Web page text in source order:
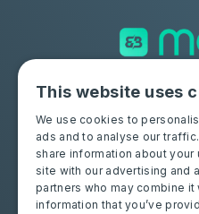
Soluzioni
Negozio
Moba Certify Pro
This website uses
We use cookies to
ads and to analyse our
share information about your
site with our advertising and
partners who may combine it
information that you’ve